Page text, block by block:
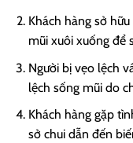
Khách hàng sở hữu
mũi xuôi xuống để
Người bị vẹo lệch
lệch sống mũi do
Khách hàng gặp
sở chui dẫn đến